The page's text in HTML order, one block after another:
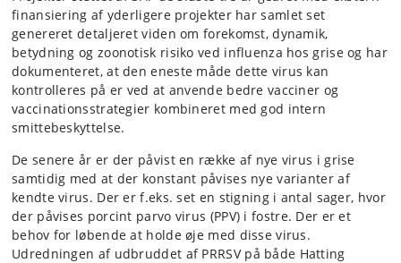
finansiering af yderligere projekter har samlet set
genereret detaljeret viden om forekomst, dynamik,
betydning og zoonotisk risiko ved influenza hos grise og har
dokumenteret, at den eneste måde dette virus kan
kontrolleres på er ved at anvende bedre vacciner og
vaccinationsstrategier kombineret med god intern
smittebeskyttelse.
De senere år er der påvist en række af nye virus i grise
samtidig med at der konstant påvises nye varianter af
kendte virus. Der er f.eks. set en stigning i antal sager, hvor
der påvises porcint parvo virus (PPV) i fostre. Der er et
behov for løbende at holde øje med disse virus.
Udredningen af udbruddet af PRRSV på både Hatting